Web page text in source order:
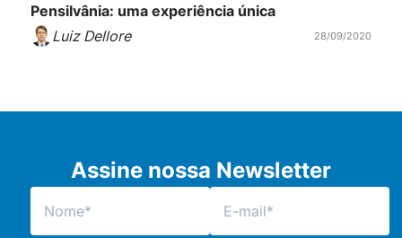
Pensilvânia: uma experiência única
Luiz Dellore
28/09/2020
Assine nossa Newsletter